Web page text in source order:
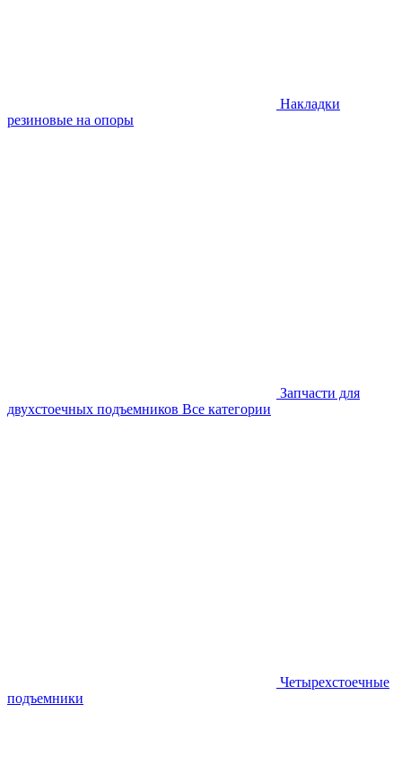
Накладки
резиновые на опоры
Запчасти для
двухстоечных подъемников Все категории
Четырехстоечные
подъемники